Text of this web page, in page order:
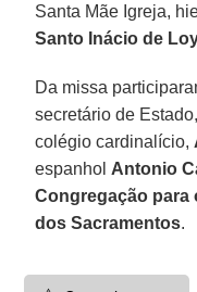
Santa Mãe Igreja,
Santo Inácio de
Da missa
secretário de
colégio cardinalício,
espanhol Antonio
Congregação para
dos Sacramentos.